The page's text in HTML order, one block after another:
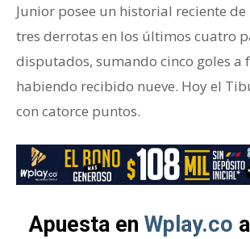
Junior posee un historial reciente
tres derrotas en los últimos cuatro
disputados, sumando cinco goles a
habiendo recibido nueve. Hoy el
con catorce puntos.
Apuesta en Wplay.co